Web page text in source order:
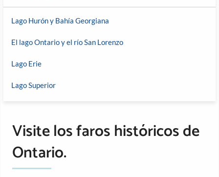
Lago Hurón y Bahía Georgiana
El lago Ontario y el río San Lorenzo
Lago Erie
Lago Superior
Visite los faros históricos de
Ontario.